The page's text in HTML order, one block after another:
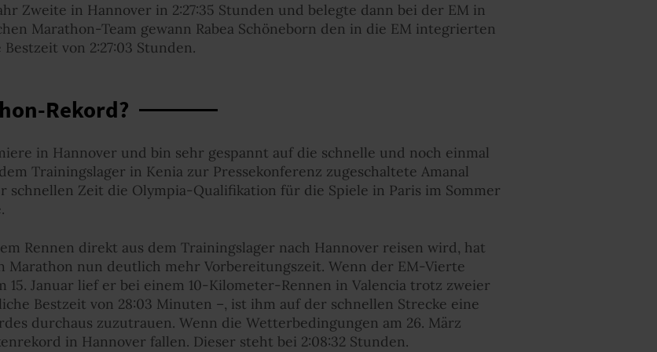
Zweite in Hannover in 2:27:35 Stunden und belegte dann bei der EM in
Marathon-Team gewann Rabea Schöneborn den in die EM integrierten
von 2:27:03 Stunden.
Rekord?
in Hannover und bin sehr gespannt auf die schnelle und noch einmal
Trainingslager in Kenia zur Pressekonferenz zugeschaltete Amanal
schnellen Zeit die Olympia-Qualifikation für die Spiele in Paris im Sommer
Rennen direkt aus dem Trainingslager nach Hannover reisen wird, hat
Marathon nun deutlich mehr Vorbereitungszeit. Wenn der EM-Vierte
15. Januar lief er bei einem 10-Kilometer-Rennen in Valencia trotz zweier
Bestzeit von 28:03 Minuten –, ist ihm auf der schnellen Strecke eine
durchaus zuzutrauen. Wenn die Wetterbedingungen am 26. März
in Hannover fallen. Dieser steht bei 2:08:32 Stunden.